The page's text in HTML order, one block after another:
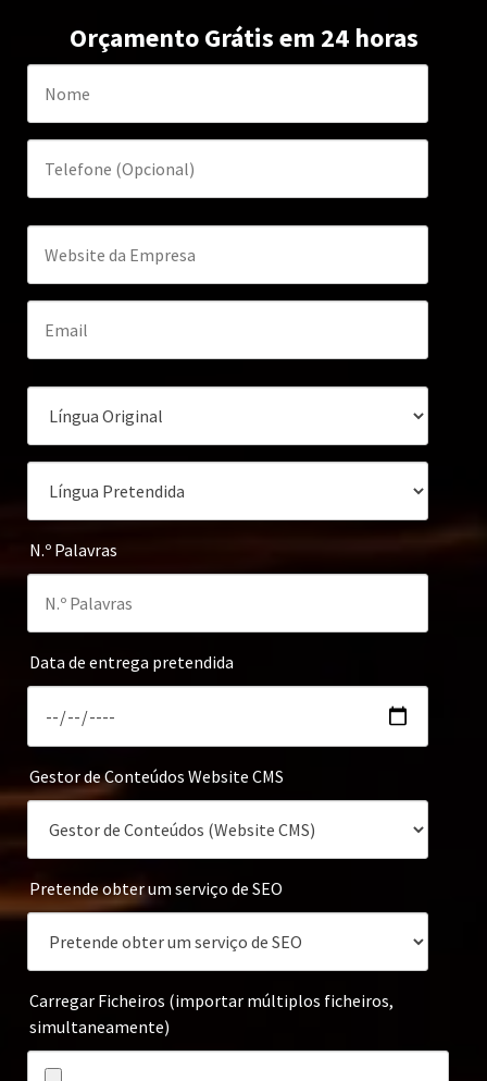
Orçamento Grátis em 24 horas
N.º Palavras
Data de entrega pretendida
Gestor de Conteúdos Website CMS
Pretende obter um serviço de SEO
Carregar Ficheiros (importar múltiplos ficheiros,
simultaneamente)